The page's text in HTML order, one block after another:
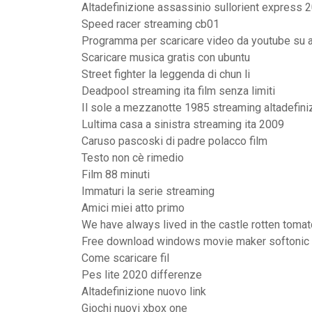
Altadefinizione assassinio sullorient express
Speed racer streaming cb01
Programma per scaricare video da youtube su
Scaricare musica gratis con ubuntu
Street fighter la leggenda di chun li
Deadpool streaming ita film senza limiti
Il sole a mezzanotte 1985 streaming
Lultima casa a sinistra streaming ita 2009
Caruso pascoski di padre polacco film
Testo non cè rimedio
Film 88 minuti
Immaturi la serie streaming
Amici miei atto primo
We have always lived in the castle rotten
Free download windows movie maker softonic
Come scaricare fil
Pes lite 2020 differenze
Altadefinizione nuovo link
Giochi nuovi xbox one